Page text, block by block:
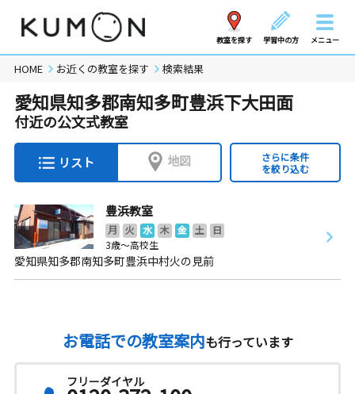
教室を探す 学習中の方 メニュー
HOME お近くの教室を探す 検索結果
愛知県知多郡南知多町豊浜下大田面
付近の公文式教室
リスト 地図
さらに条件
を絞り込む
豊浜教室
月 火 水 木 金 土
日
3歳～高校生
愛知県知多郡南知多町豊浜中村火の見前
お電話での教室案内も行っています
フリーダイヤル